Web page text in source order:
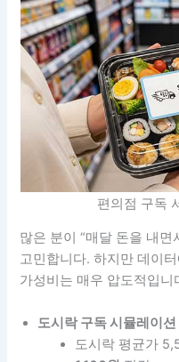
편의점 구독
많은 분이 “매달 돈을 내면
고민합니다. 하지만 데이
가성비는 매우 압도적입니
도시락 구독 시뮬레이
도시락 평균가